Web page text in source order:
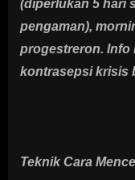
(diperlukan 5 hari
pengaman),
progestreron. Info
kontrasepsi krisis
Teknik Cara